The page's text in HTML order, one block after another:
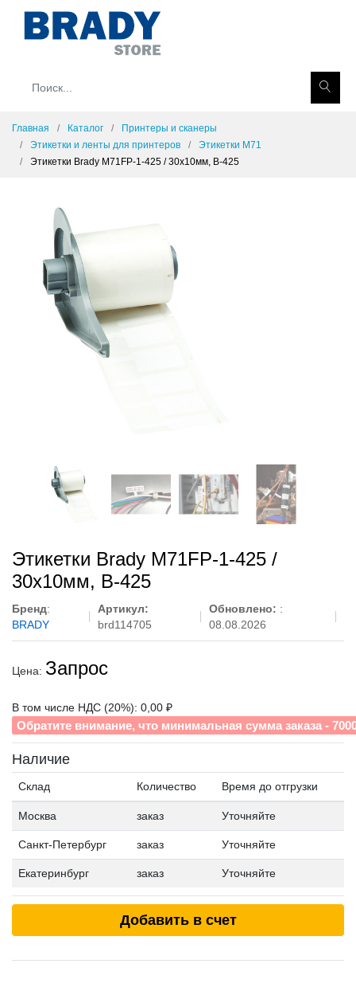
Главная Каталог
Принтеры и сканеры
Этикетки и ленты для принтеров
Этикетки M71
Этикетки Brady M71FP-1-425 / 30x10мм, B-425
Этикетки Brady M71FP-1-425 /
30x10мм, B-425
Бренд:
BRADY
Артикул:
brd114705
Обновлено: :
08.08.2026
Цена: Запрос
В том числе НДС (20%): 0,00 ₽
Обратите внимание, что минимальная сумма заказа -
Наличие
Склад Количество Время до отгрузки
Москва заказ Уточняйте
Санкт-Петербург заказ Уточняйте
Екатеринбург заказ Уточняйте
Добавить в счет